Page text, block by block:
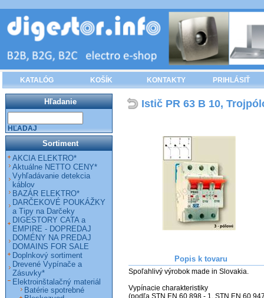
KATALÓG KOŠÍK KONTAKTY PRIHLÁSIŤ
Istič PR 63 B 10,
Popis k tovaru
Spoľahlivý výrobok made in Slovakia.
Vypínacie charakteristiky
(podľa STN EN 60 898 - 1, STN EN 60
Hľadanie
HĽADAJ
Sortiment
AKCIA ELEKTRO*
Aktuálne NETTO CENY*
Vyhľadávanie detekcia
káblov
BAZÁR ELEKTRO*
DARČEKOVÉ POUKÁŽKY
a Tipy na Darčeky
DIGESTORY CATA a
EMPIRE - DOPREDAJ
DOMÉNY NA PREDAJ
DOMAINS FOR SALE
Doplnkový sortiment
Drevené Vypínače a
Zásuvky*
Elektroinštalačný materiál
Batérie spotrebné